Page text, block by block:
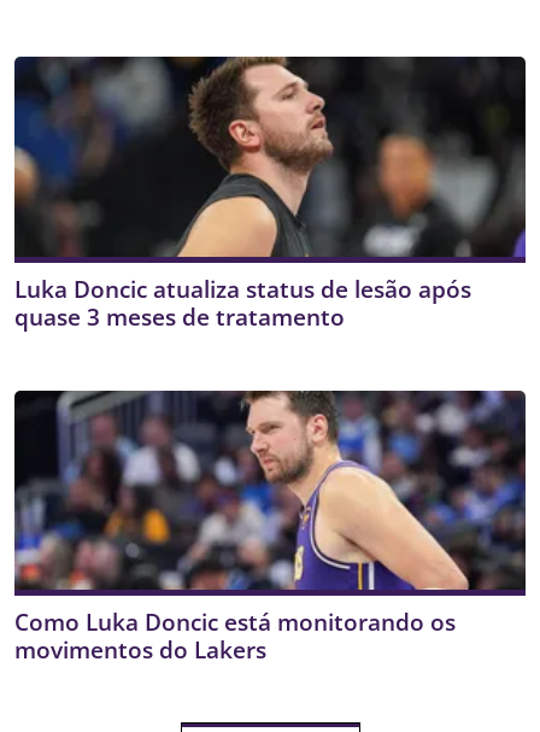
Luka Doncic atualiza status de lesão após
quase 3 meses de tratamento
Como Luka Doncic está monitorando os
movimentos do Lakers